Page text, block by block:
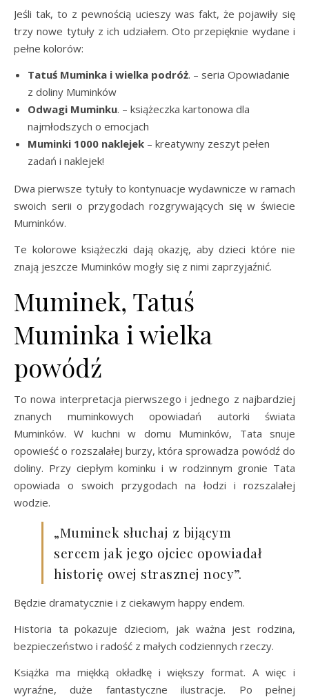
Jeśli tak, to z pewnością ucieszy was fakt, że pojawiły się
trzy nowe tytuły z ich udziałem. Oto przepięknie wydane i
pełne kolorów:
Tatuś Muminka i wielka podróż. – seria Opowiadanie
z doliny Muminków
Odwagi Muminku. – książeczka kartonowa dla
najmłodszych o emocjach
Muminki 1000 naklejek – kreatywny zeszyt pełen
zadań i naklejek!
Dwa pierwsze tytuły to kontynuacje wydawnicze w ramach
swoich serii o przygodach rozgrywających się w świecie
Muminków.
Te kolorowe książeczki dają okazję, aby dzieci które nie
znają jeszcze Muminków mogły się z nimi zaprzyjaźnić.
Muminek, Tatuś
Muminka i wielka
powódź
To nowa interpretacja pierwszego i jednego z najbardziej
znanych muminkowych opowiadań autorki świata
Muminków. W kuchni w domu Muminków, Tata snuje
opowieść o rozszalałej burzy, która sprowadza powódź do
doliny. Przy ciepłym kominku i w rodzinnym gronie Tata
opowiada o swoich przygodach na łodzi i rozszalałej
wodzie.
„Muminek słuchaj z bijącym
sercem jak jego ojciec opowiadał
historię owej strasznej nocy”.
Będzie dramatycznie i z ciekawym happy endem.
Historia ta pokazuje dzieciom, jak ważna jest rodzina,
bezpieczeństwo i radość z małych codziennych rzeczy.
Książka ma miękką okładkę i większy format. A więc i
wyraźne, duże fantastyczne ilustracje. Po pełnej